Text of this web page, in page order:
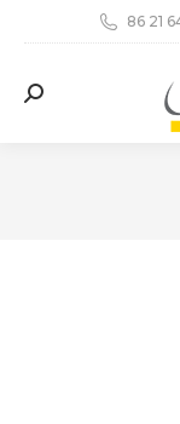
86 21
Search: